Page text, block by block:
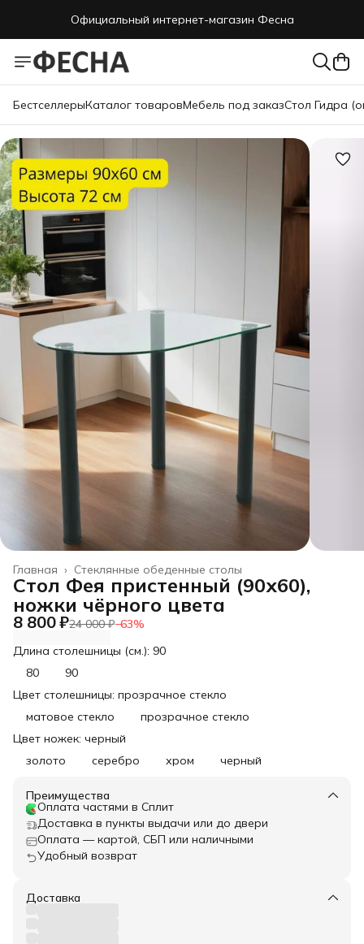
Официальный интернет-магазин Фесна
БестселлерыКаталог товаровМебель под заказСтол Гидра
Стеклянные обеденные столы
Главная ›
Стол Фея пристенный (90х60),
ножки чёрного цвета
8 800 ₽24 000 ₽−63%
Длина столешницы (см.): 90
80
90
Цвет столешницы: прозрачное стекло
матовое стекло
прозрачное стекло
Цвет ножек: черный
золото
серебро хром черный
Преимущества
Оплата частями в Сплит
Доставка в пункты выдачи или до двери
Оплата — картой, СБП или наличными
Удобный возврат
Доставка